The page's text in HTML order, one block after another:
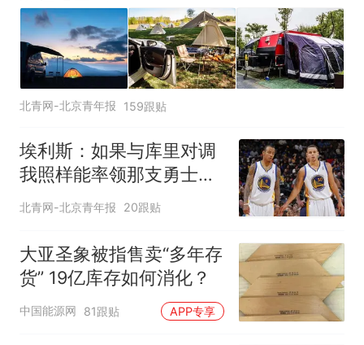
北青网-北京青年报 159跟贴
埃利斯：如果与库里对调
我照样能率领那支勇士取
得现在的成就
北青网-北京青年报 20跟贴
大亚圣象被指售卖“多年存
货” 19亿库存如何消化？
中国能源网 81跟贴 APP专享